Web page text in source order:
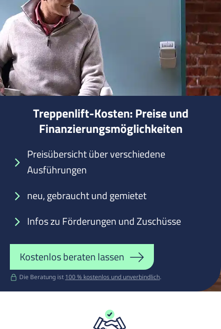
Treppenlift-Kosten: Preise und
Finanzierungsmöglichkeiten
Preisübersicht über verschiedene
Ausführungen
neu, gebraucht und gemietet
Infos zu Förderungen und Zuschüsse
Kostenlos beraten lassen
Die Beratung ist 100 % kostenlos und unverbindlich.